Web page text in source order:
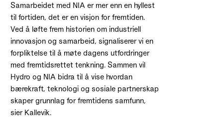
Samarbeidet med NIA er mer enn en hyllest
til fortiden, det er en visjon for fremtiden.
Ved å løfte frem historien om industriell
innovasjon og samarbeid, signaliserer vi en
forpliktelse til å møte dagens utfordringer
med fremtidsrettet tenkning. Sammen vil
Hydro og NIA bidra til å vise hvordan
bærekraft, teknologi og sosiale partnerskap
skaper grunnlag for fremtidens samfunn,
sier Kallevik.